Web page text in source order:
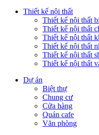
Thiết kế nội thất
Thiết kế nội thất
Thiết kế nội thất
Thiết kế nội thất
Thiết kế nội thất
Thiết kế nội thất
Thiết kế nội thất
Dự án
Biệt thự
Chung cư
Cửa hàng
Quán cafe
Văn phòng